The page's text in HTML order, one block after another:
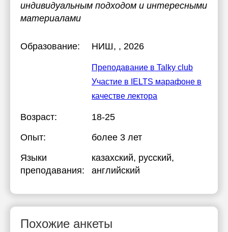
индивидуальным подходом и интересными
материалами
Образование: НИШ, , 2026
Преподавание в Talky club
Участие в IELTS марафоне в
качестве лектора
Возраст:
18-25
Опыт:
более 3 лет
Языки
преподавания:
казахский, русский,
английский
Похожие анкеты